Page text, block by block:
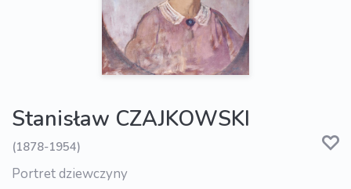
Stanisław CZAJKOWSKI
(1878-1954)
Portret dziewczyny